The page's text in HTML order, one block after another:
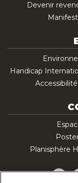
Devenir
Handicap
Planisphère